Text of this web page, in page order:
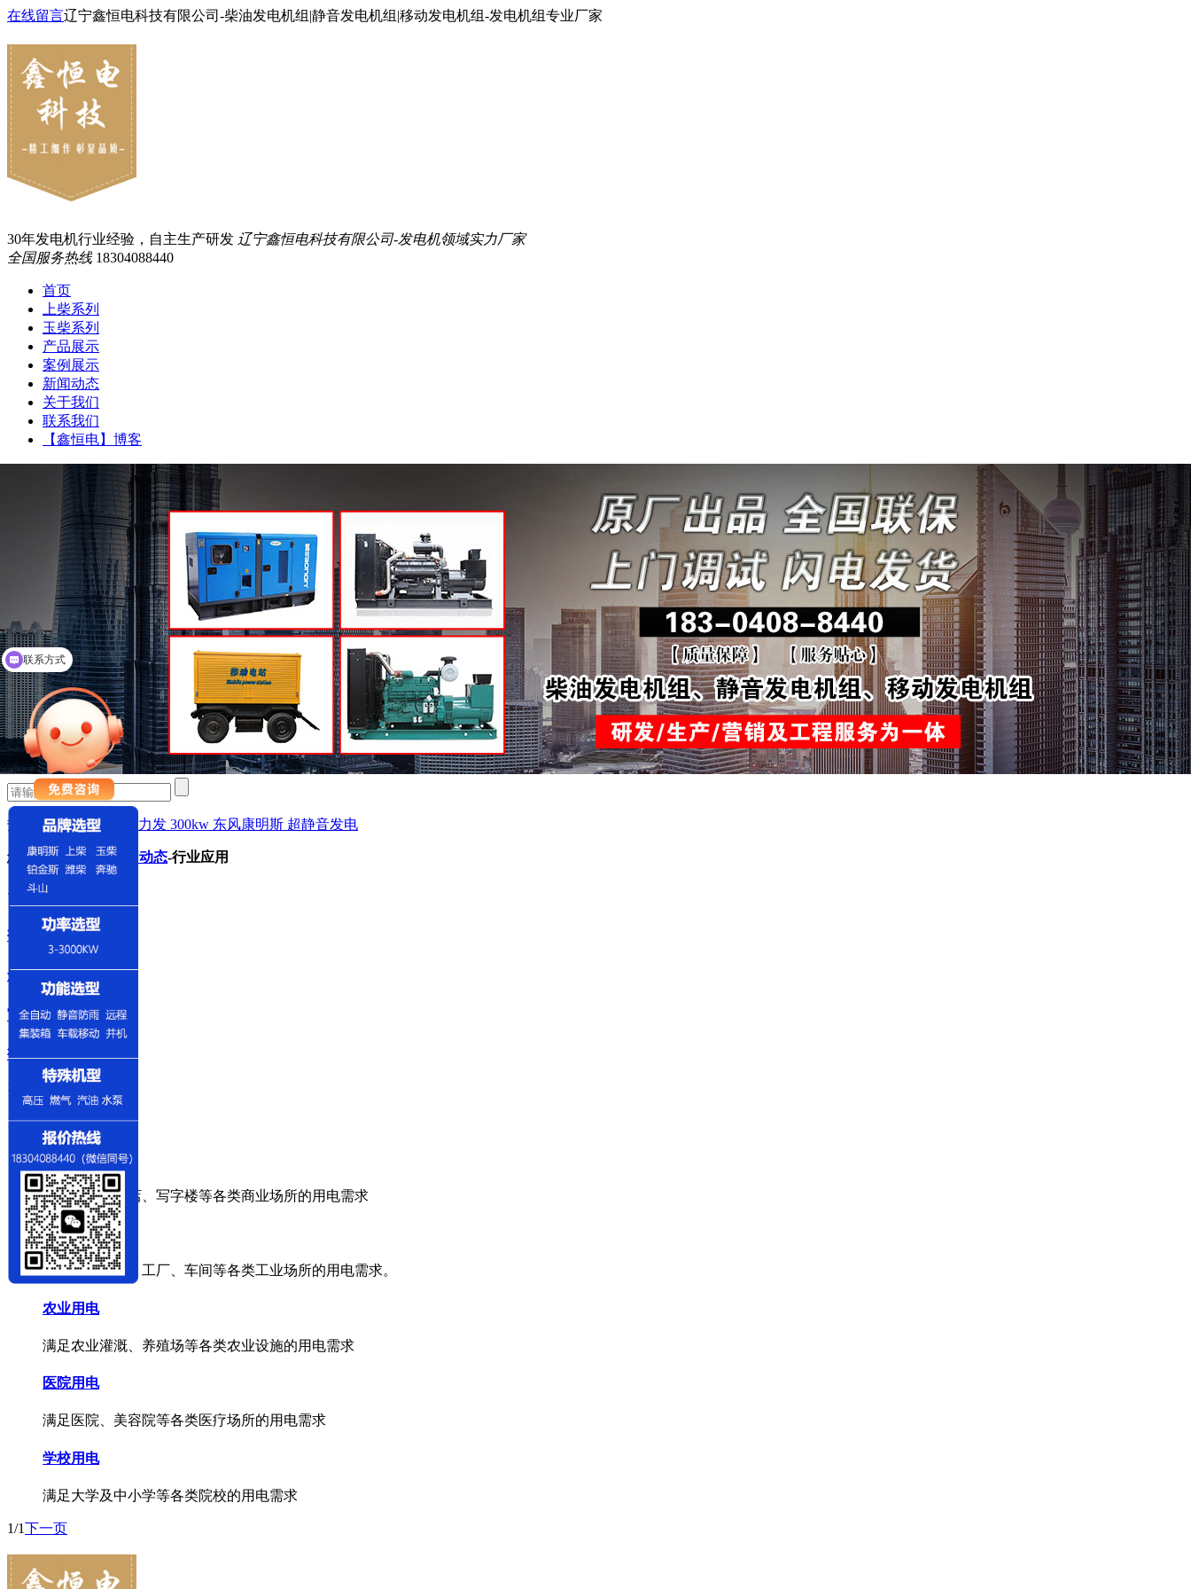
在线留言辽宁鑫恒电科技有限公司-柴油发电机组|静音发电机组|移动发电机组-发电机组专业厂家
30年发电机行业经验，自主生产研发 辽宁鑫恒电科技有限公司-发电机领域实力厂家
全国服务热线 18304088440
首页
上柴系列
玉柴系列
产品展示
案例展示
新闻动态
关于我们
联系我们
【鑫恒电】博客
热门关键词：上柴动力发 300kw 东风康明斯 超静音发电
您的位置：首页-新闻动态-行业应用
资讯中心
行业资讯
企业动态
常见问题
行业应用
咨询热线
18304088440
商业用电
满足商场、酒店、写字楼等各类商业场所的用电需求
工业用电
满足施工工地、工厂、车间等各类工业场所的用电需求。
农业用电
满足农业灌溉、养殖场等各类农业设施的用电需求
医院用电
满足医院、美容院等各类医疗场所的用电需求
学校用电
满足大学及中小学等各类院校的用电需求
1/1下一页
柴油发电机组
联系方式